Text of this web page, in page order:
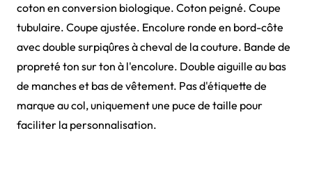
coton en conversion biologique. Coton peigné. Coupe
tubulaire. Coupe ajustée. Encolure ronde en bord-côte
avec double surpiqûres à cheval de la couture. Bande de
propreté ton sur ton à l'encolure. Double aiguille au bas
de manches et bas de vêtement. Pas d'étiquette de
marque au col, uniquement une puce de taille pour
faciliter la personnalisation.